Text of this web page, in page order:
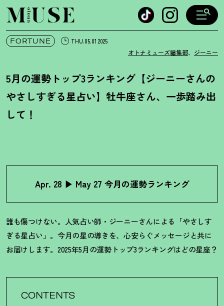
オトナミューズ ウェブ
FORTUNE THU.05.01 2025
オトナミューズ編集部、 ジーニー
5月の運勢トップ3ランキング【ジーニーさんの
やさしすぎる星占い】牡牛座さん、一歩踏み出
して ！
Apr. 28 ▶︎ May 27 今月の運勢ランキング
誰も傷つけない。人気占い師・ジーニーさんによる「やさしす
ぎる星占い」。今月の星の導きを、心安らぐメッセージと共に
お届けします。2025年5月の運勢トップ3ランキングはどの星座？
CONTENTS